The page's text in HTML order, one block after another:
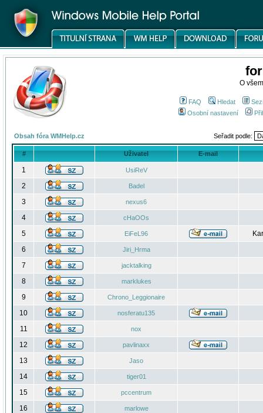
O
FAQ Hledat
Osobní nastavení
Obsah fóra WMHelp.cz Seřadit podle:
# Uživatel E-mail
1 UsiReV
2 Badel
3 nexus6
4 cHaOOs
5 EiFeL96
6
Jiri_Hrma
7 jacktalking
8 marklukes
9 Chrono_Leggionaire
10 nosferatu135
11 nox
12 pavlinaxx
13 Jaso
14 tiger01
15 pccentrum
16 marlowe